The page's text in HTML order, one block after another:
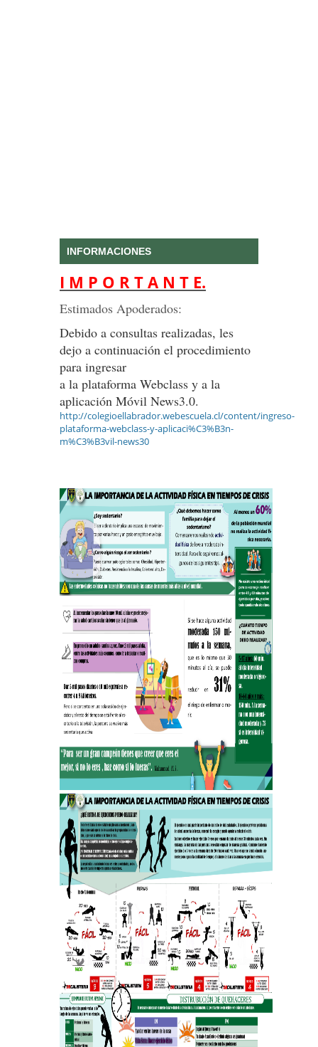
INFORMACIONES
I M P O R T A N T E.
Estimados Apoderados:
Debido a consultas realizadas, les
dejo a continuación el procedimiento
para ingresar
a la plataforma Webclass y a la
aplicación Móvil News3.0.
http://colegioellabrador.webescuela.cl/content/ingreso-
plataforma-webclass-y-aplicaci%C3%B3n-
m%C3%B3vil-news30